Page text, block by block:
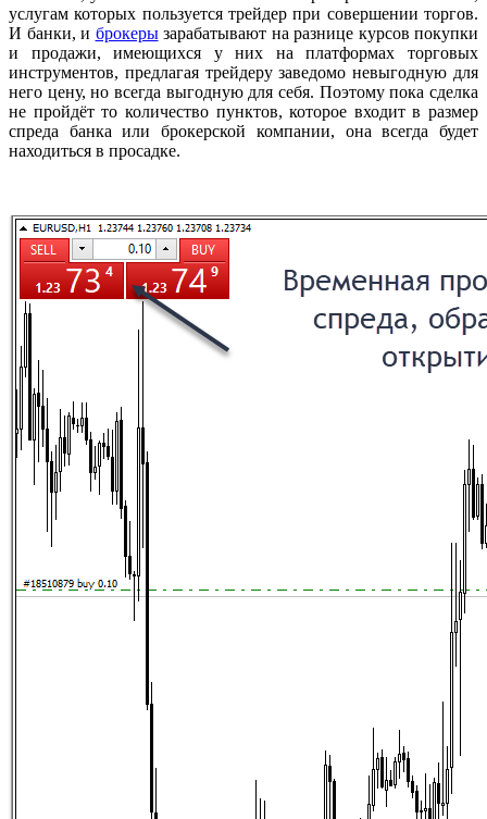
услугам которых пользуется трейдер при совершении торгов.
И банки, и брокерызарабатывают на разнице курсов покупки
и продажи, имеющихся у них на платформах торговых
инструментов, предлагая трейдеру заведомо невыгодную для
него цену, но всегда выгодную для себя. Поэтому пока сделка
не пройдёт то количество пунктов, которое входит в размер
спреда банка или брокерской компании, она всегда будет
находиться в просадке.